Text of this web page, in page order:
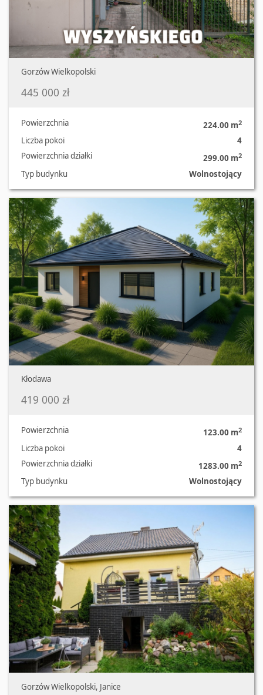
Gorzów Wielkopolski
445 000 zł
Powierzchnia 224.00 m2
Liczba pokoi
4
Powierzchnia działki
299.00 m2
Typ budynku
Wolnostojący
Kłodawa
419 000 zł
Powierzchnia 123.00 m2
Liczba pokoi
4
Powierzchnia działki
1283.00 m2
Typ budynku
Wolnostojący
Gorzów Wielkopolski, Janice